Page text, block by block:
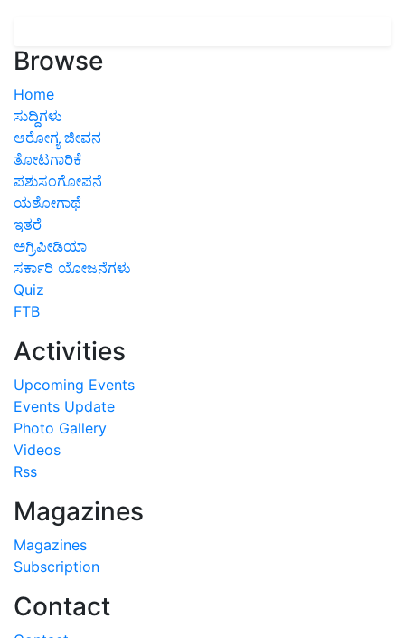
Browse
Home
ಸುದ್ದಿಗಳು
ಆರೋಗ್ಯ ಜೀವನ
ತೋಟಗಾರಿಕೆ
ಪಶುಸಂಗೋಪನೆ
ಯಶೋಗಾಥೆ
ಇತರೆ
ಅಗ್ರಿಪೀಡಿಯಾ
ಸರ್ಕಾರಿ ಯೋಜನೆಗಳು
Quiz
FTB
Activities
Upcoming Events
Events Update
Photo Gallery
Videos
Rss
Magazines
Magazines
Subscription
Contact